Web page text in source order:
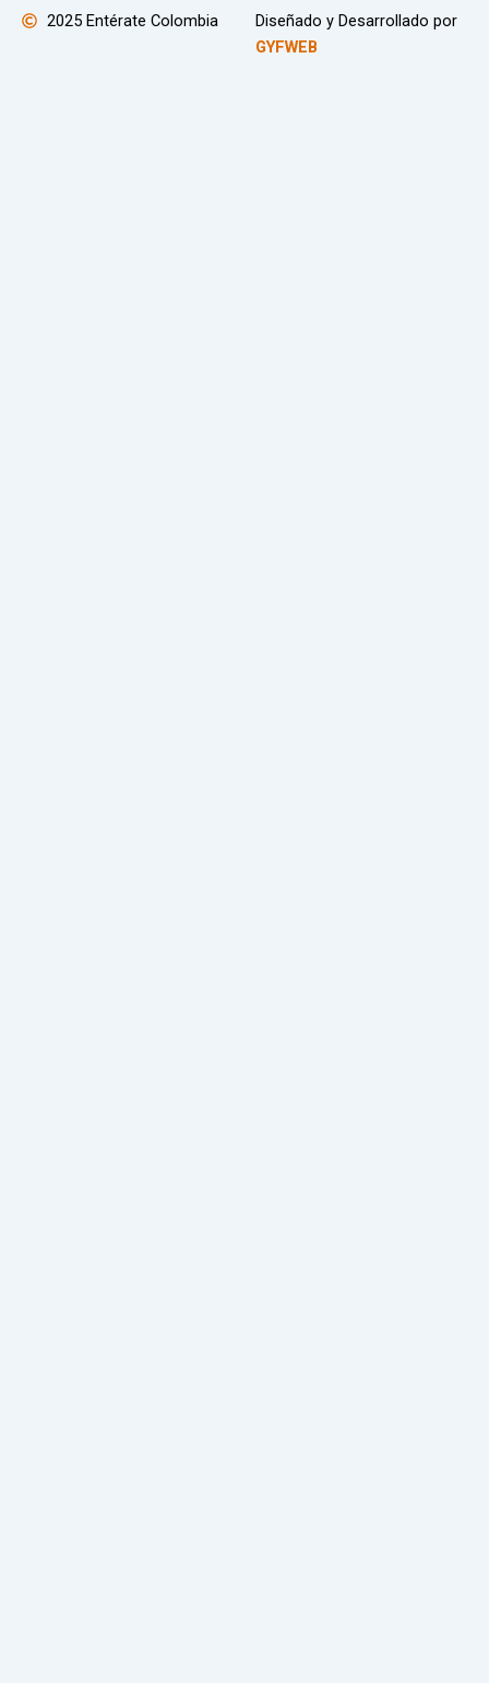
2025 Entérate Colombia
Diseñado y Desarrollado por
GYFWEB